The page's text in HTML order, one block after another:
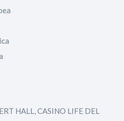
HALL, CASINO LIFE DEL